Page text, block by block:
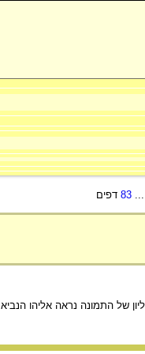
83 דפים
ב' ב'. בחלק העליון של התמונה נראה אליהו הנביא